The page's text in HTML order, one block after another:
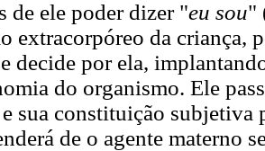
de ele poder dizer "eu sou"
extracorpóreo da criança,
decide por ela,
do organismo. Ele
e sua constituição
de o agente materno